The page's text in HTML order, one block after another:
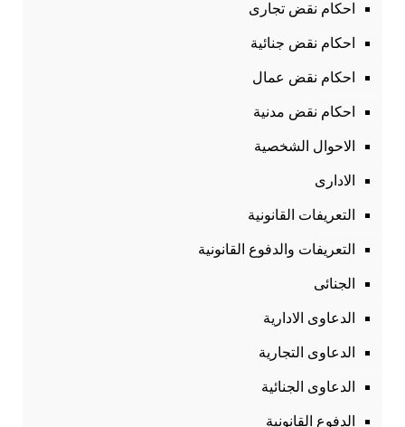
احكام نقض تجارى
احكام نقض جنائية
احكام نقض عمال
احكام نقض مدنية
الاحوال الشخصية
الادارى
التعريفات القانونية
التعريفات والدفوع القانونية
الجنائى
الدعاوى الادارية
الدعاوى التجارية
الدعاوى الجنائية
الدفوع القانونية